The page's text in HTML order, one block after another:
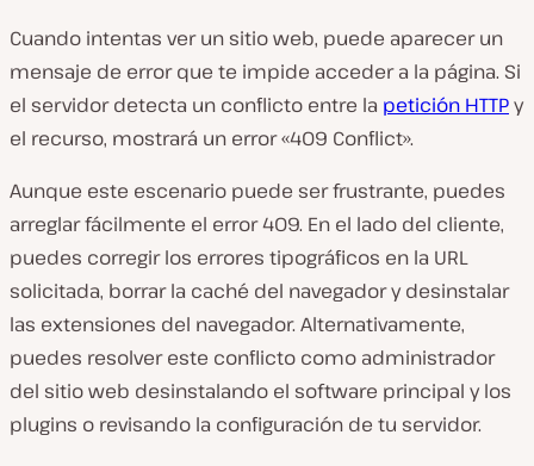
Cuando intentas ver un sitio web, puede aparecer un
mensaje de error que te impide acceder a la página. Si
el servidor detecta un conflicto entre la petición HTTPy
el recurso, mostrará un error «409 Conflict».
Aunque este escenario puede ser frustrante, puedes
arreglar fácilmente el error 409. En el lado del cliente,
puedes corregir los errores tipográficos en la URL
solicitada, borrar la caché del navegador y desinstalar
las extensiones del navegador. Alternativamente,
puedes resolver este conflicto como administrador
del sitio web desinstalando el software principal y los
plugins o revisando la configuración de tu servidor.